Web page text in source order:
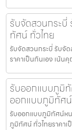
รับจัดสวนกระ
ทัศน์ ทั่วไทย
รับจัดสวนกระบี่ รับจั
ราคาเป็นกันเอง เน้
รับออกแบบภูมิ
ออกแบบภูมิทัศ
รับออกแบบภูมิทัศน์ห
ภูมิทัศน์ ทั่วไทยราคา